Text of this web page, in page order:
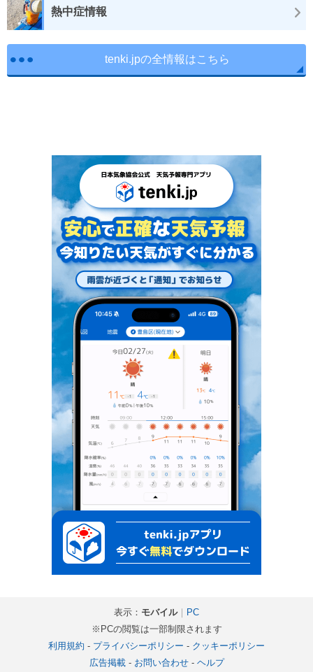
熱中症情報
tenki.jpの全情報はこちら
表示： モバイル｜ PC
※PCの閲覧は一部制限されます
利用規約 - プライバシーポリシー - クッキーポリシー
広告掲載- お問い合わせ- ヘルプ